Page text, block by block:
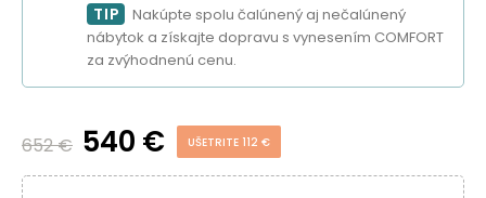
TIP
Nakúpte spolu čalúnený aj nečalúnený
nábytok a získajte dopravu s vynesením COMFORT
za zvýhodnenú cenu.
652 € 540 € UŠETRITE 112 €